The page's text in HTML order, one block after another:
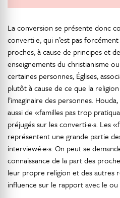
La conversion se présente donc
converti·e, qui n’est pas
proches, à cause de principes et
enseignements du christianisme
certaines personnes, Églises,
plutôt à cause de ce que la
l’imaginaire des personnes.
aussi de «familles pas trop
préjugés sur les converti·e·s. Les
représentent une grande partie
interviewé·e·s. On peut se
connaissance de la part des
leur propre religion et des autres
influence sur le rapport avec le ou